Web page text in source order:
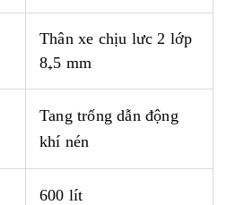
Thân xe chịu lưc 2 lớp
8₊5 mm
Tang trống dẫn động
khí nén
600 lít